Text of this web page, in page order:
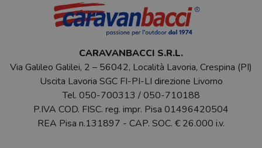
CARAVANBACCI S.R.L.
Via Galileo Galilei, 2 – 56042, Località Lavoria, Crespina (PI)
Uscita Lavoria SGC FI-PI-LI direzione Livorno
Tel. 050-700313 /050-710188
P.IVA COD. FISC. reg. impr. Pisa 01496420504
REA Pisa n.131897 - CAP. SOC. € 26.000 i.v.